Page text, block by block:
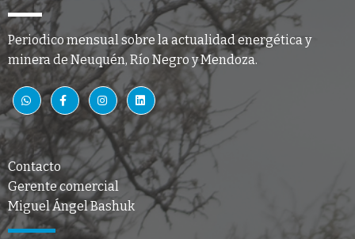
Periodico mensual sobre la actualidad energética y
minera de Neuquén, Río Negro y Mendoza.
Contacto
Gerente comercial
Miguel Ángel Bashuk